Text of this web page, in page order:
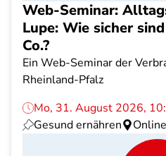
Web-Seminar:
Lupe: Wie sicher
Co.?
Ein Web-Seminar der
Rheinland-Pfalz
Mo, 31. August 2026,
Gesund ernähren
Online